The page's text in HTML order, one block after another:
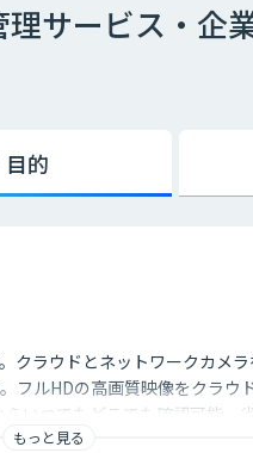
るには不十分です。個々の判断理由
重要です。
サービス・企
目的
クラウドとネットワークカメ
フルHDの高画質映像をクラウ
いつでもどこでも確認可能。省
と柔軟な運用性を兼ね備えてい
もっと見る